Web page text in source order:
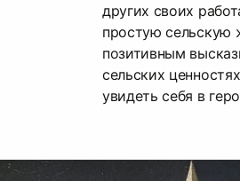
других своих
простую сельскую
позитивным
сельских
увидеть себя в